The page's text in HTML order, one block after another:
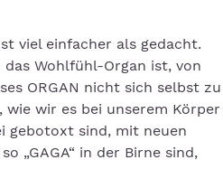
viel einfacher als gedacht.
Wohlfühl-Organ ist, von
ORGAN nicht sich selbst zu
wie wir es bei unserem Körper
gebotoxt sind, mit neuen
„GAGA“ in der Birne sind,